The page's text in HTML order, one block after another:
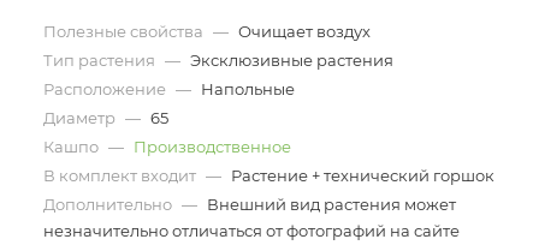
Полезные свойства — Очищает воздух
Тип растения — Эксклюзивные растения
Расположение — Напольные
Диаметр — 65
Кашпо — Производственное
В комплект входит — Растение + технический горшок
Дополнительно — Внешний вид растения может
незначительно отличаться от фотографий на сайте